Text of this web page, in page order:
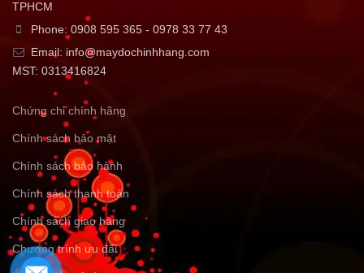
TPHCM
Phone: 0908 595 365 - 0978 33 77 43
Email: info@maydochinhhang.com
MST: 0313416824
Chứng chỉ chính hãng
Chính sách bảo mật
Chính sách bảo hành
Chính sách thanh toán
Chính sách giao hàng
Chương trình ưu đãi